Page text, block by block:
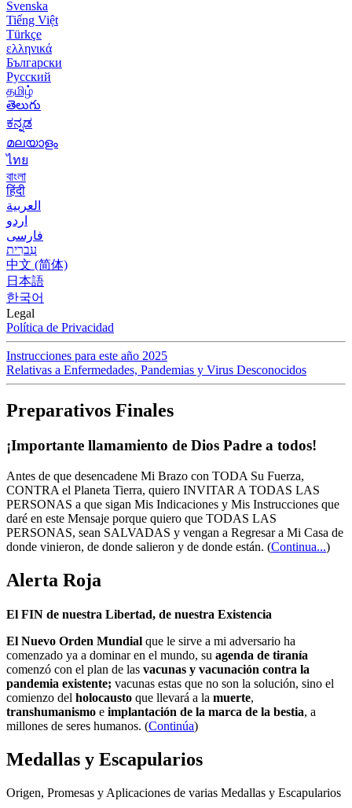
Svenska
Tiếng Việt
Türkçe
ελληνικά
Български
Русский
தமிழ்
తెలుగు
ಕನ್ನಡ
മലയാളം
ไทย
বাংলা
हिंदी
العربية
اردو
فارسی
עִברִית
中文 (简体)
日本語
한국어
Legal
Política de Privacidad
Instrucciones para este año 2025
Relativas a Enfermedades, Pandemias y Virus Desconocidos
Preparativos Finales
¡Importante llamamiento de Dios Padre a todos!
Antes de que desencadene Mi Brazo con TODA Su Fuerza,
CONTRA el Planeta Tierra, quiero INVITAR A TODAS LAS
PERSONAS a que sigan Mis Indicaciones y Mis Instrucciones que
daré en este Mensaje porque quiero que TODAS LAS
PERSONAS, sean SALVADAS y vengan a Regresar a Mi Casa de
donde vinieron, de donde salieron y de donde están. (Continua...)
Alerta Roja
El FIN de nuestra Libertad, de nuestra Existencia
El Nuevo Orden Mundial que le sirve a mi adversario ha
comenzado ya a dominar en el mundo, su agenda de tiranía
comenzó con el plan de las vacunas y vacunación contra la
pandemia existente; vacunas estas que no son la solución, sino el
comienzo del holocausto que llevará a la muerte,
transhumanismo e implantación de la marca de la bestia, a
millones de seres humanos. (Continúa)
Medallas y Escapularios
Origen, Promesas y Aplicaciones de varias Medallas y Escapularios